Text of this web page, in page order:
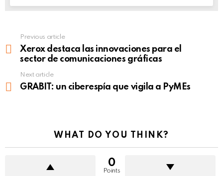
more
Previous article
Xerox destaca las innovaciones para el
sector de comunicaciones gráficas
Next article
GRABIT: un ciberespía que vigila a PyMEs
WHAT DO YOU THINK?
0
Points